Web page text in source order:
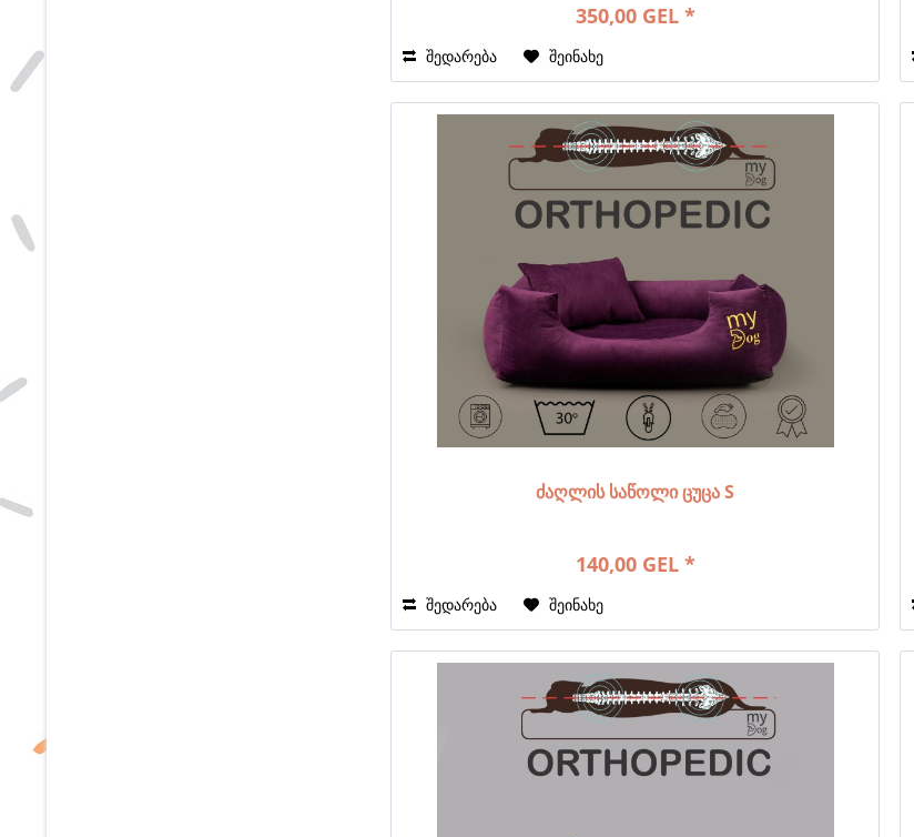
350,00 GEL *
შედარება შეინახე
ძაღლის საწოლი ცუცა S
140,00 GEL *
შედარება შეინახე